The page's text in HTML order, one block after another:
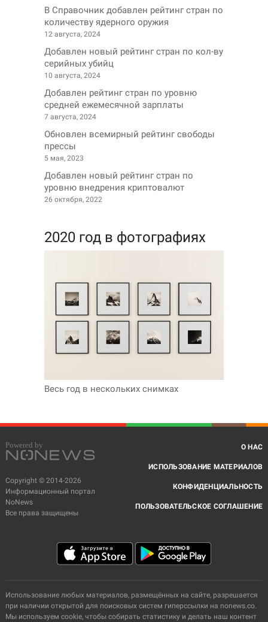
В Справочник добавлен рейтинг стран по
количеству ядерного оружия
12 августа, 2024
Добавлен новый рейтинг стран по кол-ву
серийных убийц
10 августа, 2024
Добавлен рейтинг стран по уровню
средней ежемесячной зарплаты
7 августа, 2024
Обновлен всемирный рейтинг свободы
прессы
5 мая, 2023
Добавлен новый рейтинг стран по
уровню внедрения криптовалют
26 октября, 2022
2020 год в фотографиях
Весь год в нескольких снимках
Copyright © 2014-2026
Информационный портал
NoNews
Все права защищены
О НАС
ИСПОЛЬЗОВАНИЕ МАТЕРИАЛОВ
КОНФИДЕНЦИАЛЬНОСТЬ
ПОЛЬЗОВАТЕЛЬСКОЕ СОГЛАШЕНИЕ
Использование любых материалов, размещённых на сайте, разрешается
при наличии открытой для поисковых систем гиперссылки на nonews.co.
Мы используем cookie, чтобы собирать статистику и делать наш контент